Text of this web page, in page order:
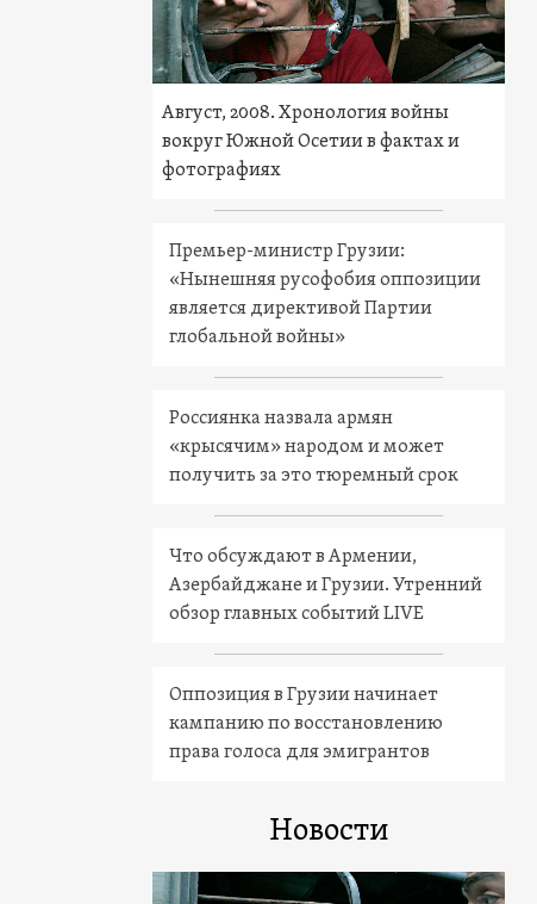
Август, 2008. Хронология войны
вокруг Южной Осетии в фактах и
фотографиях
Премьер-министр Грузии:
«Нынешняя русофобия оппозиции
является директивой Партии
глобальной войны»
Россиянка назвала армян
«крысячим» народом и может
получить за это тюремный срок
Что обсуждают в Армении,
Азербайджане и Грузии. Утренний
обзор главных событий LIVE
Оппозиция в Грузии начинает
кампанию по восстановлению
права голоса для эмигрантов
Новости